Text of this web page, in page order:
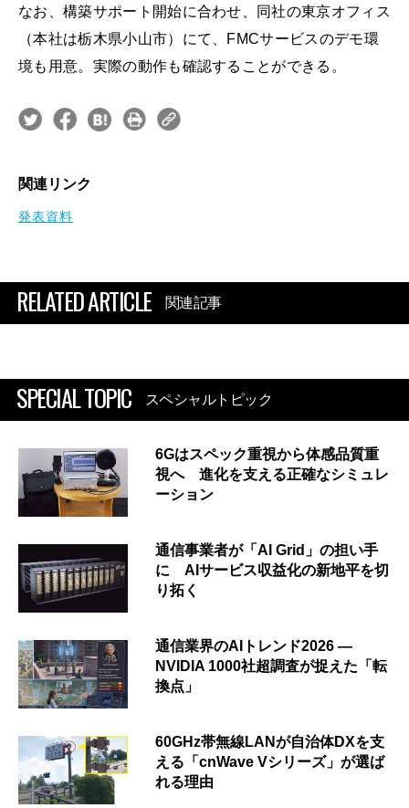
なお、構築サポート開始に合わせ、同社の東京オフィス
（本社は栃木県小山市）にて、FMCサービスのデモ環
境も用意。実際の動作も確認することができる。
関連リンク
発表資料
RELATED ARTICLE 関連記事
SPECIAL TOPIC スペシャルトピック
6Gはスペック重視から体感品質重
視へ 進化を支える正確なシミュレ
ーション
通信事業者が「AI Grid」の担い手
に AIサービス収益化の新地平を切
り拓く
通信業界のAIトレンド2026 ―
NVIDIA 1000社超調査が捉えた「転
換点」
60GHz帯無線LANが自治体DXを支
える「cnWave Vシリーズ」が選ば
れる理由